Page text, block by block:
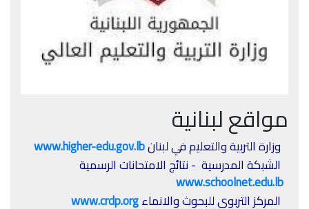
مواقع لبنانية
وزارة التربية والتعليم في لبنانwww.higher-edu.gov.lb
الشبكة المدرسية - نتائج الامتحانات الرسمية
www.schoolnet.edu.lb
المركز التربوي للبحوث والانماءwww.crdp.org